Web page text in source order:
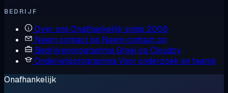
BEDRIJF
Over ons Onafhankelijk sinds 2008
Neem contact op Neem contact op
BedrijvenprogrammaGroei op Cloudzy
OnderwijsprogrammaVoor onderzoek en teams
Onafhankelijk